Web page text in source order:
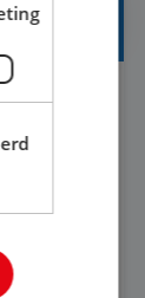
MBO
geeft
hoe gaaf
die